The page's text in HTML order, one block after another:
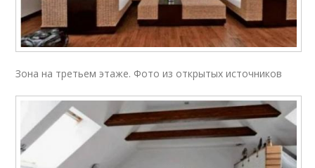
Зона на третьем этаже. Фото из открытых источников